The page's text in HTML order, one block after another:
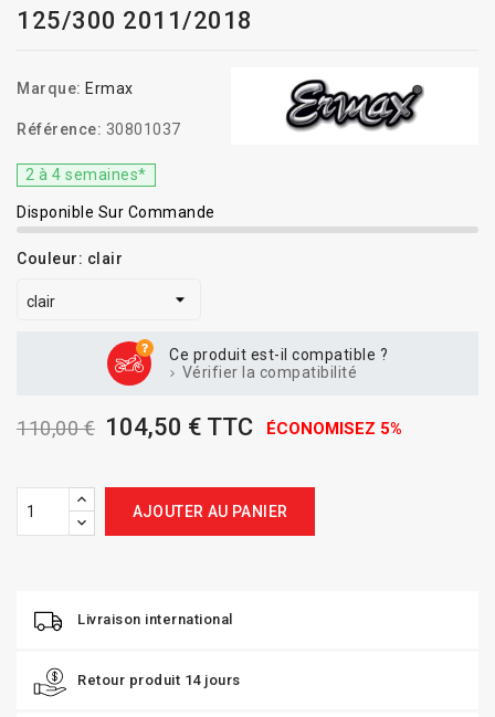
125/300 2011/2018
Marque: Ermax
Référence: 30801037
2 à 4 semaines*
Disponible Sur Commande
Couleur: clair
Ce produit est-il compatible ?
Vérifier la compatibilité
110,00 € 104,50 € TTC ÉCONOMISEZ 5%
AJOUTER AU PANIER
Livraison international
Retour produit 14 jours